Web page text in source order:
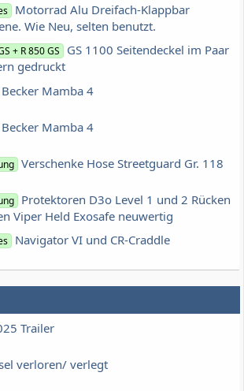
Motorrad Alu Dreifach-Klappbar
Wie Neu, selten benutzt.
+ R 850 GS
GS 1100 Seitendeckel im Paar
gedruckt
Mamba 4
Mamba 4
Verschenke Hose Streetguard Gr. 118
Protektoren D3o Level 1 und 2 Rücken
Viper Held Exosafe neuwertig
Navigator VI und CR-Craddle
Trailer
verloren/ verlegt